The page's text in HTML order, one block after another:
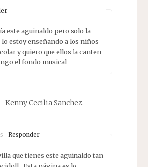
este aguinaldo pero solo la
lo estoy enseñando a los niños
y quiero que ellos la canten
el fondo musical
Kenny Cecilia Sanchez.
Responder
que tienes este aguinaldo tan
. Esta página es lo